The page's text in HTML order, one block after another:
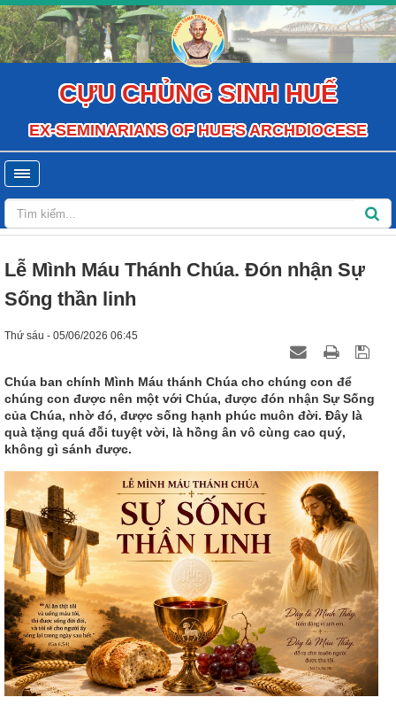
CỰU CHỦNG SINH HUẾ
EX-SEMINARIANS OF HUE'S ARCHDIOCESE
Lễ Mình Máu Thánh Chúa. Đón nhận Sự
Sống thần linh
Thứ sáu - 05/06/2026 06:45
Chúa ban chính Mình Máu thánh Chúa cho chúng con để
chúng con được nên một với Chúa, được đón nhận Sự Sống
của Chúa, nhờ đó, được sống hạnh phúc muôn đời. Đây là
quà tặng quá đỗi tuyệt vời, là hồng ân vô cùng cao quý,
không gì sánh được.